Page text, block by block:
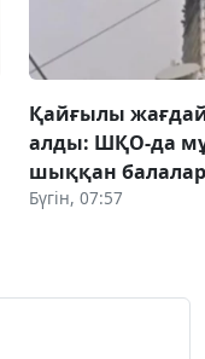
Қайғылы
алды: ШҚО-да
шыққан
Бүгін, 07:57